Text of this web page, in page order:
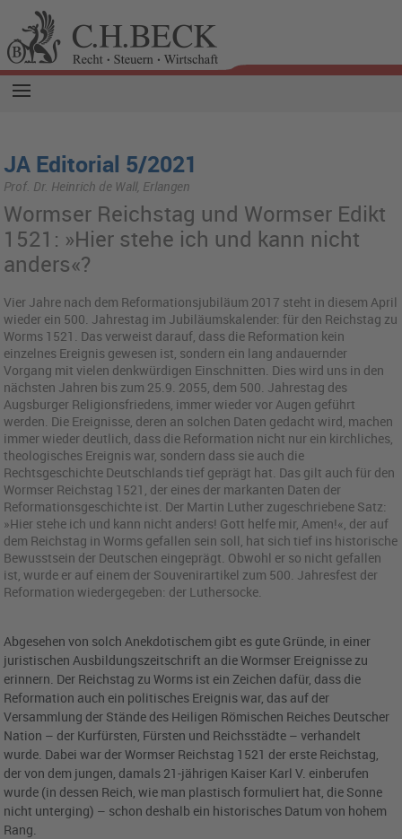
JA Editorial 5/2021
Prof. Dr. Heinrich de Wall, Erlangen
Wormser Reichstag und Wormser Edikt
1521: »Hier stehe ich und kann nicht
anders«?
Vier Jahre nach dem Reformationsjubiläum 2017 steht in diesem April
wieder ein 500. Jahrestag im Jubiläumskalender: für den Reichstag zu
Worms 1521. Das verweist darauf, dass die Reformation kein
einzelnes Ereignis gewesen ist, sondern ein lang andauernder
Vorgang mit vielen denkwürdigen Einschnitten. Dies wird uns in den
nächsten Jahren bis zum 25.9. 2055, dem 500. Jahrestag des
Augsburger Religionsfriedens, immer wieder vor Augen geführt
werden. Die Ereignisse, deren an solchen Daten gedacht wird, machen
immer wieder deutlich, dass die Reformation nicht nur ein kirchliches,
theologisches Ereignis war, sondern dass sie auch die
Rechtsgeschichte Deutschlands tief geprägt hat. Das gilt auch für den
Wormser Reichstag 1521, der eines der markanten Daten der
Reformationsgeschichte ist. Der Martin Luther zugeschriebene Satz:
»Hier stehe ich und kann nicht anders! Gott helfe mir, Amen!«, der auf
dem Reichstag in Worms gefallen sein soll, hat sich tief ins historische
Bewusstsein der Deutschen eingeprägt. Obwohl er so nicht gefallen
ist, wurde er auf einem der Souvenirartikel zum 500. Jahresfest der
Reformation wiedergegeben: der Luthersocke.
Abgesehen von solch Anekdotischem gibt es gute Gründe, in einer
juristischen Ausbildungszeitschrift an die Wormser Ereignisse zu
erinnern. Der Reichstag zu Worms ist ein Zeichen dafür, dass die
Reformation auch ein politisches Ereignis war, das auf der
Versammlung der Stände des Heiligen Römischen Reiches Deutscher
Nation – der Kurfürsten, Fürsten und Reichsstädte – verhandelt
wurde. Dabei war der Wormser Reichstag 1521 der erste Reichstag,
der von dem jungen, damals 21-jährigen Kaiser Karl V. einberufen
wurde (in dessen Reich, wie man plastisch formuliert hat, die Sonne
nicht unterging) – schon deshalb ein historisches Datum von hohem
Rang.